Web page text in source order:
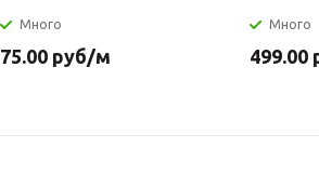
Много
75.00 руб/м
Много
499.00